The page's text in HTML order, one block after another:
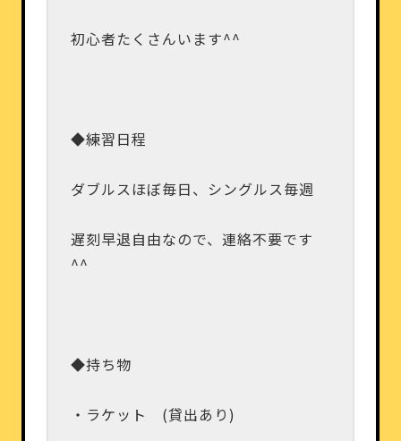
初心者たくさんいます^^
◆練習日程
ダブルスほぼ毎日、シングルス毎週
遅刻早退自由なので、連絡不要です
^^
◆持ち物
・ラケット (貸出あり)